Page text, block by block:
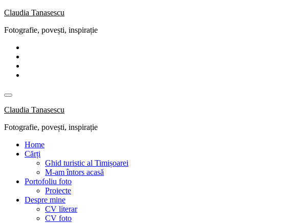
Skip
content
Claudia Tanasescu
Fotografie, povești, inspirație
Claudia Tanasescu
Fotografie, povești, inspirație
Home
Cărți
Ghid turistic al Timișoarei
M-am întors acasă
Portofoliu foto
Proiecte
Despre mine
CV literar
CV foto